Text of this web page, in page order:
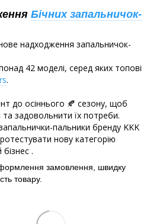
Бічних запальничок-
надходження запальничок-
42 моделі, серед яких топові
.
до осіннього 🍂 сезону, щоб
та задовольнити їх потреби.
пальники бренду KKK
нову категорію
.
замовлення, швидку
товару.